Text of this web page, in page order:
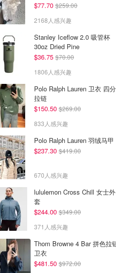
$77.70 $259.00
2168人感兴趣
Stanley Iceflow 2.0 吸管杯
30oz Dried Pine
$36.75 $70.00
1806人感兴趣
Polo Ralph Lauren 卫衣 四分
拉链
$150.50 $269.00
833人感兴趣
Polo Ralph Lauren 羽绒马甲
$237.30 $419.00
670人感兴趣
lululemon Cross Chill 女士外
套
$244.00 $349.00
371人感兴趣
Thom Browne 4 Bar 拼色拉链
卫衣
$481.50 $972.00